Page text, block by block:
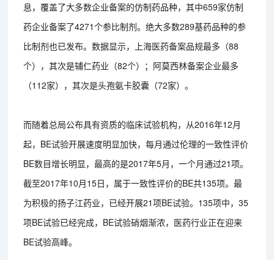
息，覆盖了大多数企业备案的仿制药品种，其中659家仿制
药企业备案了4271个参比制剂。绝大多数289基药品种的参
比制剂也已发布。数据显示，上海医药备案品规最多（88
个），其次是辅仁药业（82个）；阿莫西林备案企业最多
（112家），其次是头孢氨卡胶囊（72家）。
而随着总局公布具有资质的临床试验机构，从2016年12月
起，BE试验开展速度明显加快，每月通过伦理的一致性评价
BE数目增长明显，最高的是2017年5月，一个月通过21项。
截至2017年10月15日，属于一致性评价的BE共135项。最
为积极的扬子江药业，已经开展21项BE试验。135项中，35
项BE试验已经完成，BE试验硝烟渐浓，医药行业正在迎来
BE试验高峰。